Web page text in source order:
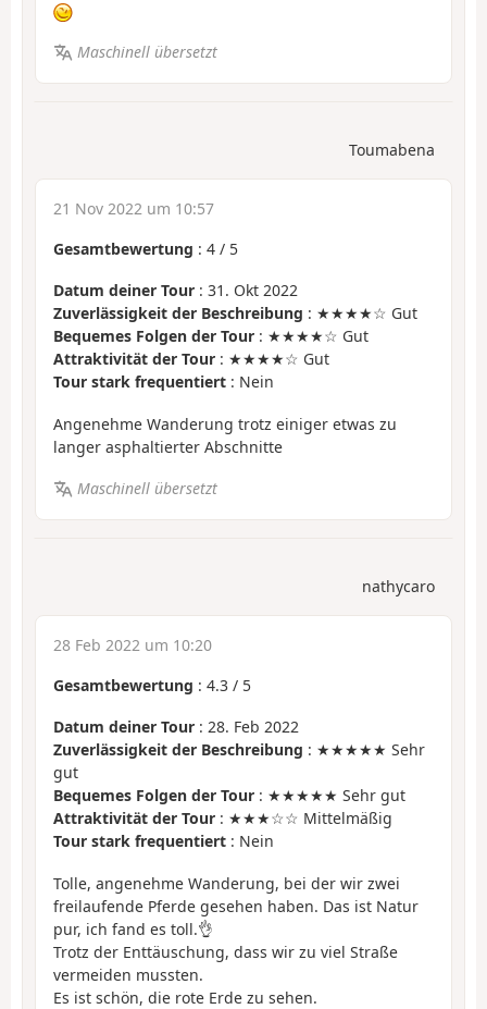
Maschinell übersetzt
Toumabena
21 Nov 2022 um 10:57
Gesamtbewertung : 4 / 5
Datum deiner Tour : 31. Okt 2022
Zuverlässigkeit der Beschreibung : ★★★★☆ Gut
Bequemes Folgen der Tour : ★★★★☆ Gut
Attraktivität der Tour : ★★★★☆ Gut
Tour stark frequentiert : Nein
Angenehme Wanderung trotz einiger etwas zu
langer asphaltierter Abschnitte
Maschinell übersetzt
nathycaro
28 Feb 2022 um 10:20
Gesamtbewertung : 4.3 / 5
Datum deiner Tour : 28. Feb 2022
Zuverlässigkeit der Beschreibung : ★★★★★ Sehr
gut
Bequemes Folgen der Tour : ★★★★★ Sehr gut
Attraktivität der Tour : ★★★☆☆ Mittelmäßig
Tour stark frequentiert : Nein
Tolle, angenehme Wanderung, bei der wir zwei
freilaufende Pferde gesehen haben. Das ist Natur
pur, ich fand es toll.👌
Trotz der Enttäuschung, dass wir zu viel Straße
vermeiden mussten.
Es ist schön, die rote Erde zu sehen.